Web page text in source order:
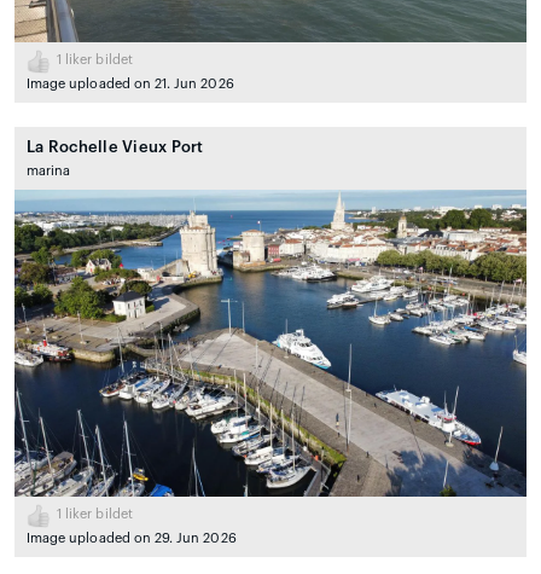
1
liker bildet
Image uploaded on 21. Jun 2026
La Rochelle Vieux Port
marina
1
liker bildet
Image uploaded on 29. Jun 2026